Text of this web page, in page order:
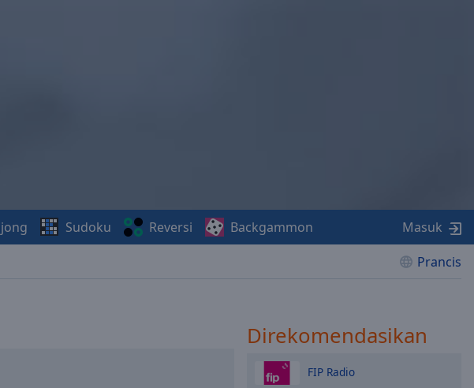
Prancis
Sudoku Reversi Backgammon Masuk
Direkomendasikan
FIP Radio